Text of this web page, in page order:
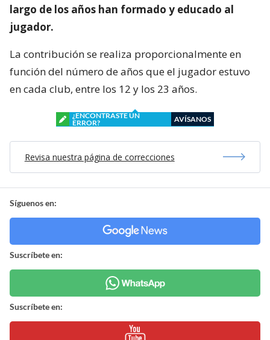
largo de los años han formado y educado al
jugador.
La contribución se realiza proporcionalmente en
función del número de años que el jugador estuvo
en cada club, entre los 12 y los 23 años.
¿ENCONTRASTE UN
ERROR?
AVÍSANOS
Revisa nuestra página de correcciones
Síguenos en:
Suscríbete en:
Suscríbete en: